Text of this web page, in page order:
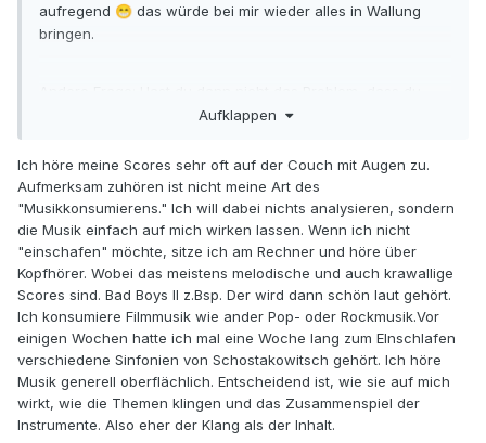
aufregend 😁 das würde bei mir wieder alles in Wallung
bringen.
bspw bei PLANET OF THE APES unweigerlich einschläfst,
Aufklappen
Ich höre meine Scores sehr oft auf der Couch mit Augen zu.
Aufmerksam zuhören ist nicht meine Art des
"Musikkonsumierens." Ich will dabei nichts analysieren, sondern
die Musik einfach auf mich wirken lassen. Wenn ich nicht
"einschafen" möchte, sitze ich am Rechner und höre über
Kopfhörer. Wobei das meistens melodische und auch krawallige
Scores sind. Bad Boys II z.Bsp. Der wird dann schön laut gehört.
Ich konsumiere Filmmusik wie ander Pop- oder Rockmusik.Vor
einigen Wochen hatte ich mal eine Woche lang zum EInschlafen
verschiedene Sinfonien von Schostakowitsch gehört. Ich höre
Musik generell oberflächlich. Entscheidend ist, wie sie auf mich
wirkt, wie die Themen klingen und das Zusammenspiel der
Instrumente. Also eher der Klang als der Inhalt.